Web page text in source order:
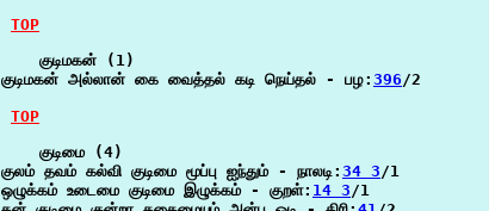
TOP
    குடிமகன் (1)
குடிமகன் அல்லான் கை வைத்தல் கடி நெய்தல் - பழ: 396/2
TOP
    குடிமை (4)
குலம் தவம் கல்வி குடிமை மூப்பு ஐந்தும் - நாலடி: 34 3/1
ஒழுக்கம் உடைமை குடிமை இழுக்கம் - குறள்: 14 3/1